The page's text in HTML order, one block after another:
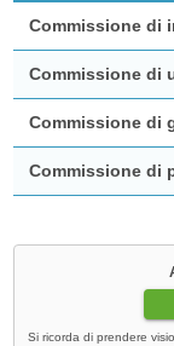
Commissione di
Commissione di
Commissione di
Commissione di
Si ricorda di prendere